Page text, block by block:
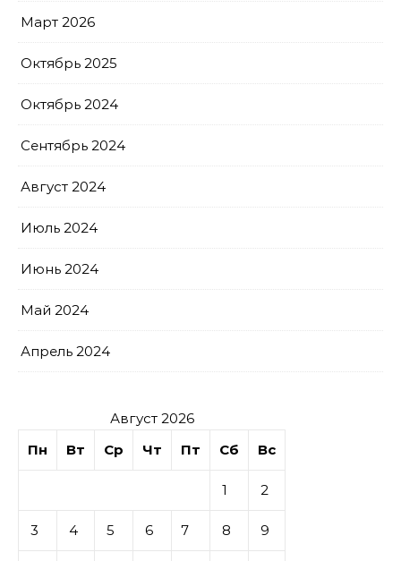
Март 2026
Октябрь 2025
Октябрь 2024
Сентябрь 2024
Август 2024
Июль 2024
Июнь 2024
Май 2024
Апрель 2024
Август 2026
Пн
Вт Ср Чт Пт Сб Вс
1 2
3 4 5 6 7 8 9